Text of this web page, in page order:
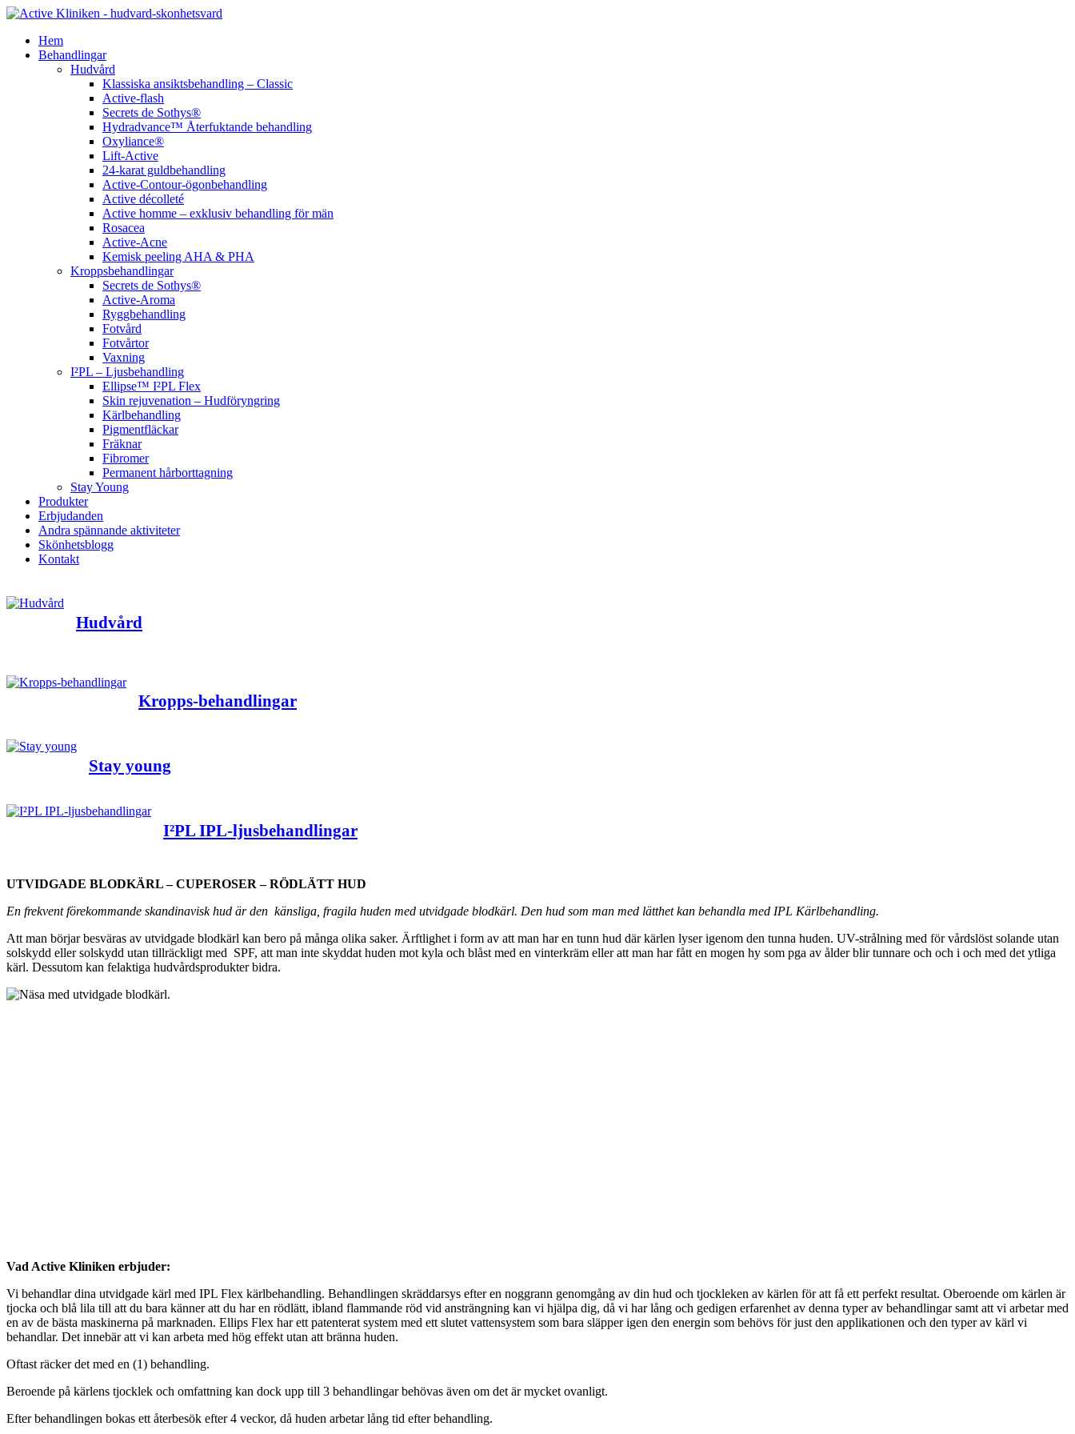
Hem
Behandlingar
Hudvård
Klassiska ansiktsbehandling – Classic
Active-flash
Secrets de Sothys®
Hydradvance™ Återfuktande behandling
Oxyliance®
Lift-Active
24-karat guldbehandling
Active-Contour-ögonbehandling
Active décolleté
Active homme – exklusiv behandling för män
Rosacea
Active-Acne
Kemisk peeling AHA & PHA
Kroppsbehandlingar
Secrets de Sothys®
Active-Aroma
Ryggbehandling
Fotvård
Fotvårtor
Vaxning
I²PL – Ljusbehandling
Ellipse™ I²PL Flex
Skin rejuvenation – Hudföryngring
Kärlbehandling
Pigmentfläckar
Fräknar
Fibromer
Permanent hårborttagning
Stay Young
Produkter
Erbjudanden
Andra spännande aktiviteter
Skönhetsblogg
Kontakt
Hudvård
Kropps-behandlingar
Stay young
I²PL IPL-ljusbehandlingar
UTVIDGADE BLODKÄRL – CUPEROSER – RÖDLÄTT HUD
En frekvent förekommande skandinavisk hud är den känsliga, fragila huden med utvidgade blodkärl. Den hud som man med lätthet kan behandla med IPL Kärlbehandling.
Att man börjar besväras av utvidgade blodkärl kan bero på många olika saker. Ärftlighet i form av att man har en tunn hud där kärlen lyser igenom den tunna huden. UV-strålning med för vårdslöst solande utan
solskydd eller solskydd utan tillräckligt med SPF, att man inte skyddat huden mot kyla och blåst med en vinterkräm eller att man har fått en mogen hy som pga av ålder blir tunnare och och i och med det ytliga
kärl. Dessutom kan felaktiga hudvårdsprodukter bidra.
Vad Active Kliniken erbjuder:
Vi behandlar dina utvidgade kärl med IPL Flex kärlbehandling. Behandlingen skräddarsys efter en noggrann genomgång av din hud och tjockleken av kärlen för att få ett perfekt resultat. Oberoende om kärlen är
tjocka och blå lila till att du bara känner att du har en rödlätt, ibland flammande röd vid ansträngning kan vi hjälpa dig, då vi har lång och gedigen erfarenhet av denna typer av behandlingar samt att vi arbetar med
en av de bästa maskinerna på marknaden. Ellips Flex har ett patenterat system med ett slutet vattensystem som bara släpper igen den energin som behövs för just den applikationen och den typer av kärl vi
behandlar. Det innebär att vi kan arbeta med hög effekt utan att bränna huden.
Oftast räcker det med en (1) behandling.
Beroende på kärlens tjocklek och omfattning kan dock upp till 3 behandlingar behövas även om det är mycket ovanligt.
Efter behandlingen bokas ett återbesök efter 4 veckor, då huden arbetar lång tid efter behandling.